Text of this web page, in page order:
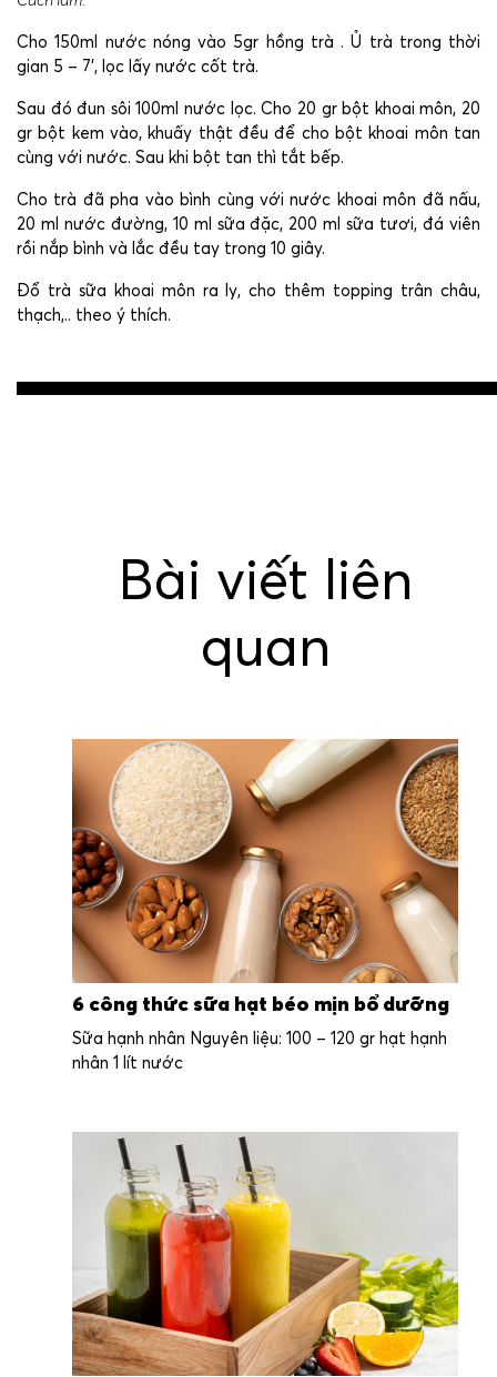
Cho 150ml nước nóng vào 5gr hồng trà . Ủ trà trong thời
gian 5 – 7’, lọc lấy nước cốt trà.
Sau đó đun sôi 100ml nước lọc. Cho 20 gr bột khoai môn, 20
gr bột kem vào, khuấy thật đều để cho bột khoai môn tan
cùng với nước. Sau khi bột tan thì tắt bếp.
Cho trà đã pha vào bình cùng với nước khoai môn đã nấu,
20 ml nước đường, 10 ml sữa đặc, 200 ml sữa tươi, đá viên
rồi nắp bình và lắc đều tay trong 10 giây.
Đổ trà sữa khoai môn ra ly, cho thêm topping trân châu,
thạch,.. theo ý thích.
Post
Bài viết liên
quan
6 công thức sữa hạt béo mịn bổ dưỡng
Sữa hạnh nhân Nguyên liệu: 100 – 120 gr hạt hạnh
nhân 1 lít nước